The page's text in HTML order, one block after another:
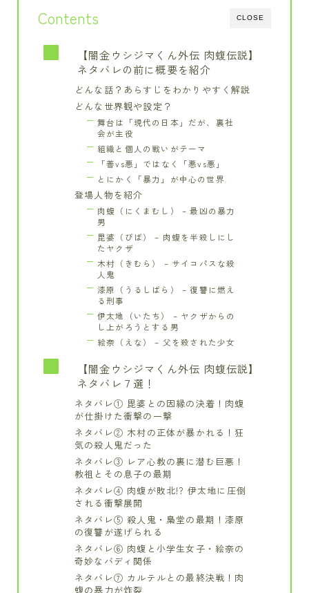
CLOSE
Contents
【闇金ウシジマくん外伝 肉蝮伝説】
ネタバレの前に概要を紹介
どんな話？あらすじをわかりやすく解説
どんな世界観や設定？
舞台は「現代の日本」だが、裏社
会が主役
組織と個人の戦いがテーマ
「善vs悪」ではなく「悪vs悪」
とにかく「暴力」が中心の世界
登場人物を紹介
肉蝮（にくまむし） – 最凶の暴力
男
毘婆（びば） – 肉蝮を半殺しにし
たヤクザ
木村（きむら） – サイコパスな殺
人鬼
漆原（うるしばら） – 復讐に燃え
る刑事
伊太地（いたち） – ヤクザからの
し上がろうとする男
絵奈（えな） – 父を殺された少女
【闇金ウシジマくん外伝 肉蝮伝説】
ネタバレ７選！
ネタバレ① 毘婆との因縁の決着！肉蝮
が仕掛けた衝撃の一撃
ネタバレ② 木村の正体が暴かれる！狂
気の殺人鬼だった
ネタバレ③ レア心教の裏に潜む巨悪！
教祖とその息子の最期
ネタバレ④ 肉蝮が敗北!? 伊太地に圧倒
される衝撃展開
ネタバレ⑤ 殺人鬼・梟堂の最期！漆原
の復讐が遂げられる
ネタバレ⑥ 肉蝮と小学生女子・絵奈の
奇妙なバディ関係
ネタバレ⑦ カルテルとの最終決戦！肉
蝮の暴力が炸裂